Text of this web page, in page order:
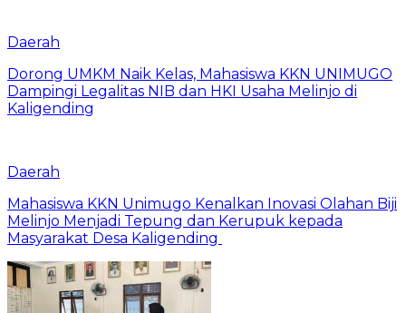
Daerah
Dorong UMKM Naik Kelas, Mahasiswa KKN UNIMUGO
Dampingi Legalitas NIB dan HKI Usaha Melinjo di
Kaligending
Daerah
Mahasiswa KKN Unimugo Kenalkan Inovasi Olahan Biji
Melinjo Menjadi Tepung dan Kerupuk kepada
Masyarakat Desa Kaligending